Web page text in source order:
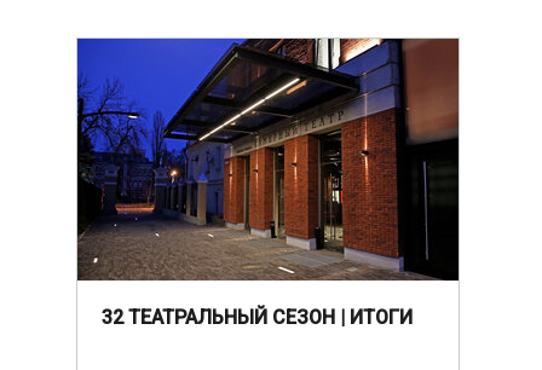
32 ТЕАТРАЛЬНЫЙ СЕЗОН | ИТОГИ